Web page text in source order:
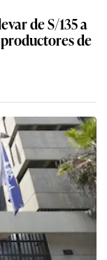
de S/135 a
de